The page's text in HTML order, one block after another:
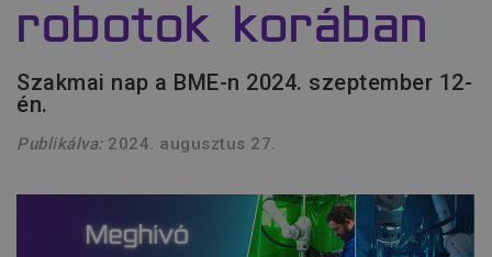
robotok korában
Szakmai nap a BME-n 2024. szeptember 12-
én.
Publikálva:2024. augusztus 27.